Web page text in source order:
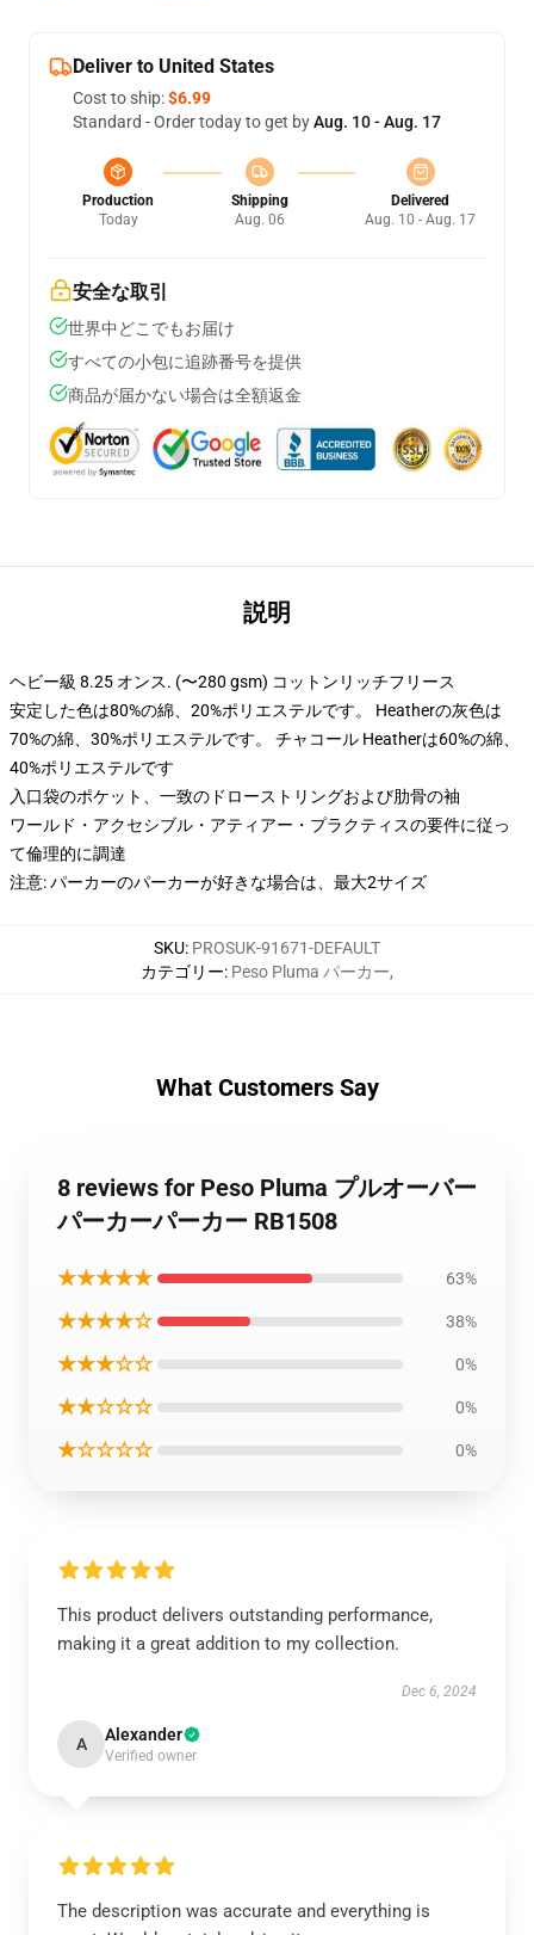
Deliver to United States
Cost to ship:$6.99
Standard - Order today to get byAug. 10 - Aug. 17
Production
Today
Shipping
Aug. 06
Delivered
Aug. 10 - Aug. 17
安全な取引
世界中どこでもお届け
すべての小包に追跡番号を提供
商品が届かない場合は全額返金
説明
ヘビー級 8.25 オンス. (〜280 gsm) コットンリッチフリース
安定した色は80%の綿、20%ポリエステルです。 Heatherの灰色は
70%の綿、30%ポリエステルです。 チャコール Heatherは60%の綿、
40%ポリエステルです
入口袋のポケット、一致のドローストリングおよび肋骨の袖
ワールド・アクセシブル・アティアー・プラクティスの要件に従っ
て倫理的に調達
注意: パーカーのパーカーが好きな場合は、最大2サイズ
SKU: PROSUK-91671-DEFAULT
カテゴリー: Peso Pluma パーカー,
What Customers Say
8 reviews for Peso Pluma プルオーバー
パーカーパーカー RB1508
★★★★★ 63%
★★★★☆ 38%
★★★☆☆ 0%
★★☆☆☆ 0%
★☆☆☆☆ 0%
This product delivers outstanding performance,
making it a great addition to my collection.
Dec 6, 2024
A Alexander
Verified owner
The description was accurate and everything is